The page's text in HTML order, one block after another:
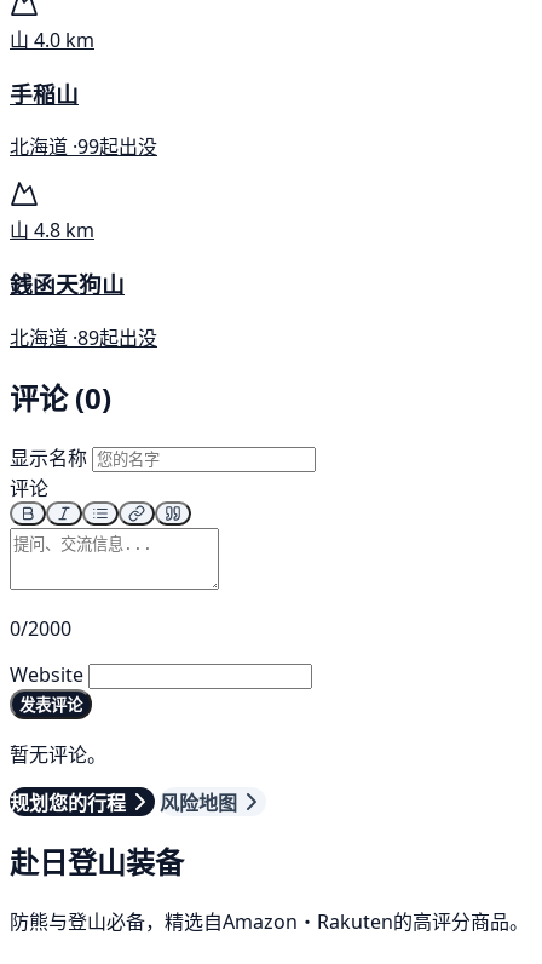
山 4.0 km
手稲山
北海道 ·99起出没
山 4.8 km
銭函天狗山
北海道 ·89起出没
评论 (0)
显示名称
评论
0/2000
Website
发表评论
暂无评论。
规划您的行程
风险地图
赴日登山装备
防熊与登山必备，精选自Amazon・Rakuten的高评分商品。